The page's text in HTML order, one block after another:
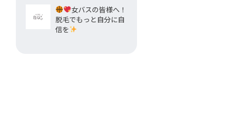
女バスの皆様へ！
脱毛でもっと自分に自
信を